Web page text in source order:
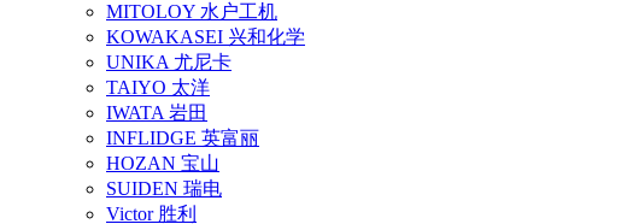
MITOLOY 水户工机
KOWAKASEI 兴和化学
UNIKA 尤尼卡
TAIYO 太洋
IWATA 岩田
INFLIDGE 英富丽
HOZAN 宝山
SUIDEN 瑞电
Victor 胜利